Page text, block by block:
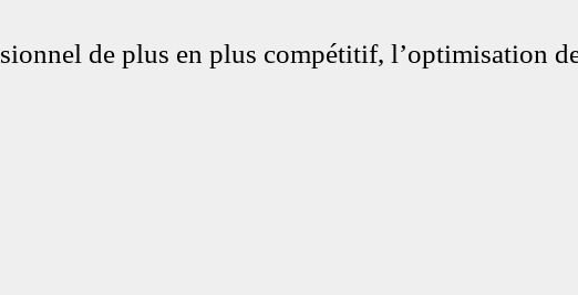
de plus en plus compétitif, l’optimisation